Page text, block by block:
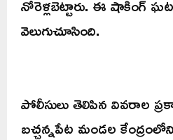
వెలుగుచూసింది.
పోలీసులు తెలిపిన వివరాల
బచ్చన్నపేట మండల